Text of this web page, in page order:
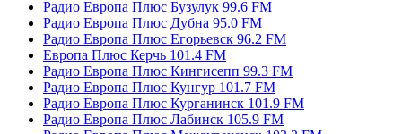
Радио Европа Плюс Бузулук 99.6 FM
Радио Европа Плюс Дубна 95.0 FM
Радио Европа Плюс Егорьевск 96.2 FM
Европа Плюс Керчь 101.4 FM
Радио Европа Плюс Кингисепп 99.3 FM
Радио Европа Плюс Кунгур 101.7 FM
Радио Европа Плюс Курганинск 101.9 FM
Радио Европа Плюс Лабинск 105.9 FM